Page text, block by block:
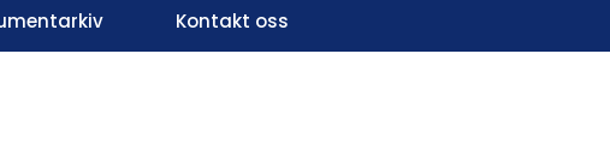
Infosenter
Kontakt oss